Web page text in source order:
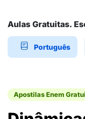
Aulas Gratuitas.
Português
Apostilas Enem